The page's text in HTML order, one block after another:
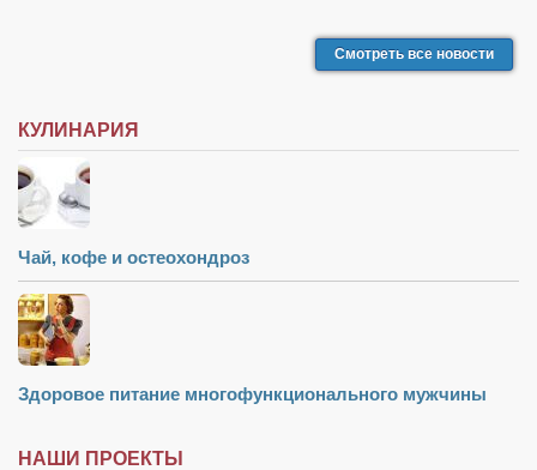
Смотреть все новости
КУЛИНАРИЯ
Чай, кофе и остеохондроз
Здоровое питание многофункционального мужчины
НАШИ ПРОЕКТЫ